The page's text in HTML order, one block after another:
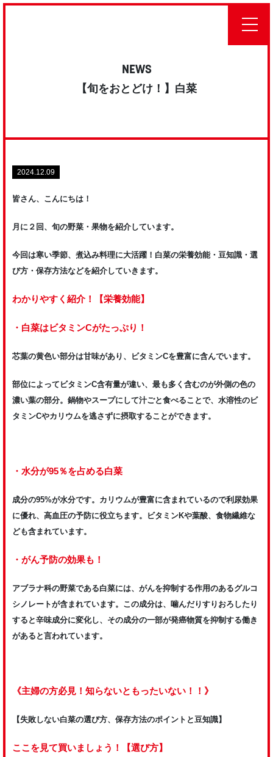
NEWS
【旬をおとどけ！】白菜
2024.12.09
皆さん、こんにちは！
月に２回、旬の野菜・果物を紹介しています。
今回は寒い季節、煮込み料理に大活躍！白菜の栄養効能・豆知識・選
び方・保存方法などを紹介していきます。
わかりやすく紹介！【栄養効能】
・白菜はビタミンCがたっぷり！
芯葉の黄色い部分は甘味があり、ビタミンCを豊富に含んでいます。
部位によってビタミンC含有量が違い、最も多く含むのが外側の色の
濃い葉の部分。鍋物やスープにして汁ごと食べることで、水溶性のビ
タミンCやカリウムを逃さずに摂取することができます。
・水分が95％を占める白菜
成分の95%が水分です。カリウムが豊富に含まれているので利尿効果
に優れ、高血圧の予防に役立ちます。ビタミンKや葉酸、食物繊維な
ども含まれています。
・がん予防の効果も！
アブラナ科の野菜である白菜には、がんを抑制する作用のあるグルコ
シノレートが含まれています。この成分は、噛んだりすりおろしたり
すると辛味成分に変化し、その成分の一部が発癌物質を抑制する働き
があると言われています。
《主婦の方必見！知らないともったいない！！》
【失敗しない白菜の選び方、保存方法のポイントと豆知識】
ここを見て買いましょう！【選び方】